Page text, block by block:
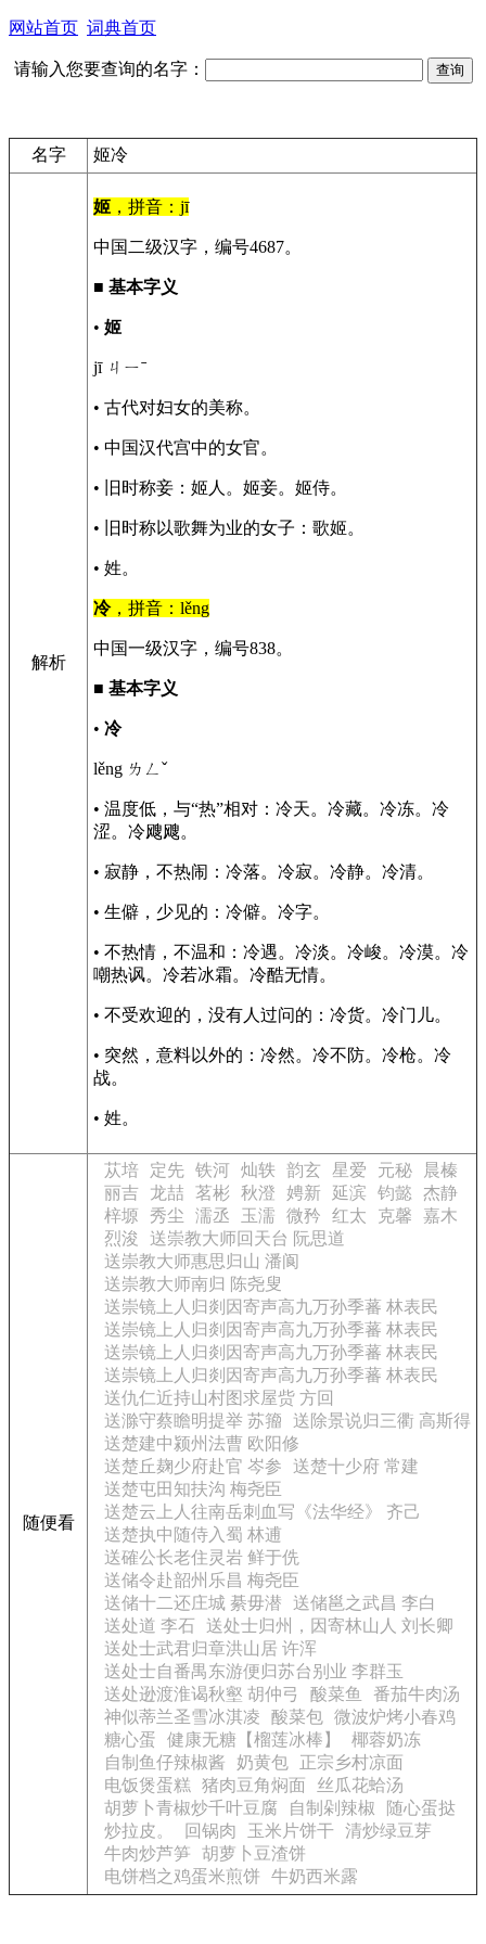
网站首页 词典首页
请输入您要查询的名字：
名字 姬冷
解析
姬 ，拼音：jī
中国二级汉字，编号4687。
■ 基本字义
• 姬
jī ㄐㄧˉ
• 古代对妇女的美称。
• 中国汉代宫中的女官。
• 旧时称妾：姬人。姬妾。姬侍。
• 旧时称以歌舞为业的女子：歌姬。
• 姓。
冷，拼音：lěng
中国一级汉字，编号838。
■ 基本字义
• 冷
lěng ㄌㄥˇ
• 温度低，与“热”相对：冷天。冷藏。冷冻。冷
涩。冷飕飕。
• 寂静，不热闹：冷落。冷寂。冷静。冷清。
• 生僻，少见的：冷僻。冷字。
• 不热情，不温和：冷遇。冷淡。冷峻。冷漠。冷
嘲热讽。冷若冰霜。冷酷无情。
• 不受欢迎的，没有人过问的：冷货。冷门儿。
• 突然，意料以外的：冷然。冷不防。冷枪。冷
战。
• 姓。
随便看
苁培 定先 铁河 灿轶 韵玄 星爱 元秘
晨榛
丽吉
龙喆 茗彬 秋澄 娉新 延滨 钧懿
杰静
梓塬
秀尘 濡丞 玉濡 微矜 红太 克馨
嘉木
烈浚
送崇教大师回天台 阮思道
送崇教大师惠思归山 潘阆
送崇教大师南归 陈尧叟
送崇镜上人归剡因寄声高九万孙季蕃 林表民
送崇镜上人归剡因寄声高九万孙季蕃 林表民
送崇镜上人归剡因寄声高九万孙季蕃 林表民
送崇镜上人归剡因寄声高九万孙季蕃 林表民
送仇仁近持山村图求屋赀 方回
送滁守蔡瞻明提举 苏籀
送除景说归三衢 高斯得
送楚建中颍州法曹 欧阳修
送楚丘麹少府赴官 岑参
送楚十少府 常建
送楚屯田知扶沟 梅尧臣
送楚云上人往南岳刺血写《法华经》 齐己
送楚执中随侍入蜀 林逋
送確公长老住灵岩 鲜于侁
送储令赴韶州乐昌 梅尧臣
送储十二还庄城 綦毋潜
送储邕之武昌 李白
送处道 李石
送处士归州，因寄林山人 刘长卿
送处士武君归章洪山居 许浑
送处士自番禺东游便归苏台别业 李群玉
送处逊渡淮谒秋壑 胡仲弓
酸菜鱼
番茄牛肉汤
神似蒂兰圣雪冰淇凌
酸菜包 微波炉烤小春鸡
糖心蛋
健康无糖【榴莲冰棒】
椰蓉奶冻
自制鱼仔辣椒酱
奶黄包
正宗乡村凉面
电饭煲蛋糕
猪肉豆角焖面
丝瓜花蛤汤
胡萝卜青椒炒千叶豆腐
自制剁辣椒
随心蛋挞
炒拉皮。
回锅肉 玉米片饼干 清炒绿豆芽
牛肉炒芦笋
胡萝卜豆渣饼
电饼档之鸡蛋米煎饼
牛奶西米露